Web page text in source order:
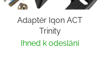
Adaptér Iqon ACT
Trinity
Ihned k odeslání